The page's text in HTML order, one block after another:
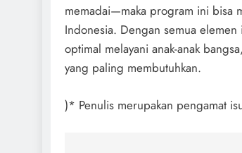
memadai—maka program ini bisa
Indonesia. Dengan semua elemen
optimal melayani anak-anak
yang paling membutuhkan.
)* Penulis merupakan pengamat